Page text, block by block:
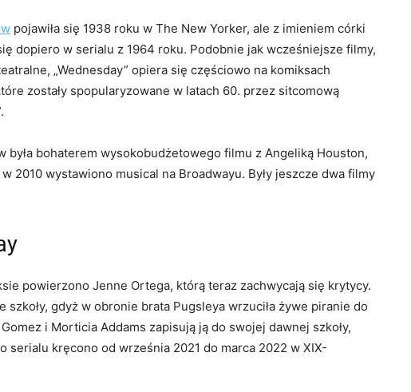
pojawiła się 1938 roku w The New Yorker, ale z imieniem córki
dopiero w serialu z 1964 roku. Podobnie jak wcześniejsze filmy,
„Wednesday” opiera się częściowo na komiksach
zostały spopularyzowane w latach 60. przez sitcomową
była bohaterem wysokobudżetowego filmu z Angeliką Houston,
2010 wystawiono musical na Broadwayu. Były jeszcze dwa filmy
powierzono Jenne Ortega, którą teraz zachwycają się krytycy.
szkoły, gdyż w obronie brata Pugsleya wrzuciła żywe piranie do
i Morticia Addams zapisują ją do swojej dawnej szkoły,
serialu kręcono od września 2021 do marca 2022 w XIX-